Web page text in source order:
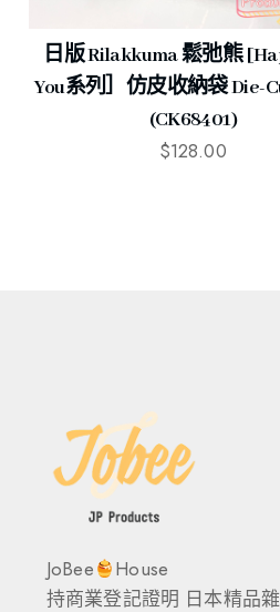
日版 Rilakkuma 鬆弛熊
You系列］仿皮收納袋 Die-
(CK68401)
$128.00
JoBee
House
持商業登記證明 日本精品